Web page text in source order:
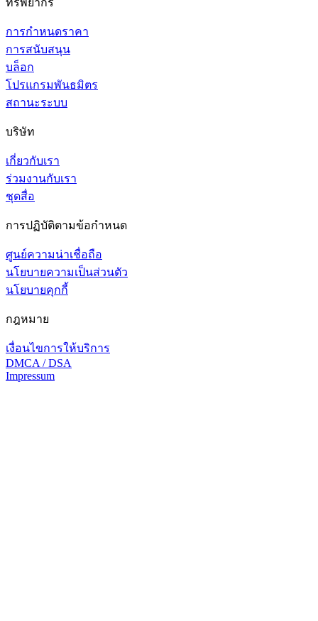
การกำหนดราคา
การสนับสนุน
บล็อก
โปรแกรมพันธมิตร
สถานะระบบ
บริษัท
เกี่ยวกับเรา
ร่วมงานกับเรา
ชุดสื่อ
การปฏิบัติตามข้อกำหนด
ศูนย์ความน่าเชื่อถือ
นโยบายความเป็นส่วนตัว
นโยบายคุกกี้
กฎหมาย
เงื่อนไขการให้บริการ
DMCA / DSA
Impressum